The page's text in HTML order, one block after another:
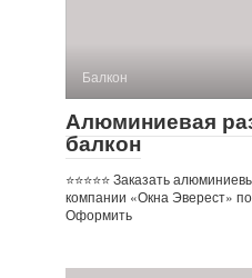
Балкон
Алюминиевая
балкон
⭐⭐⭐⭐⭐ Заказать
компании «Окна Эверест»
Оформить